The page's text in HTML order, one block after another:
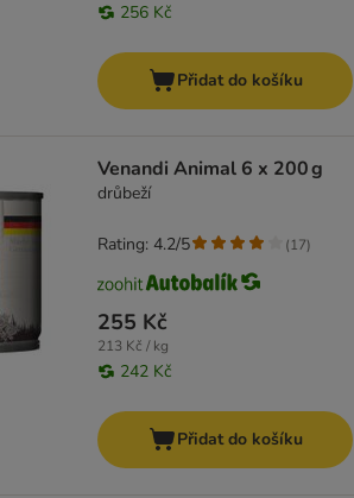
256 Kč
Přidat do košíku
Venandi Animal 6 x 200 g
drůbeží
255 Kč
213 Kč / kg
242 Kč
Rating: 4.2/5 (17)
Přidat do košíku